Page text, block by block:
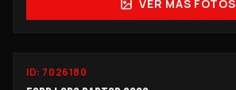
VER MÁS FOTOS
ID: 7026180